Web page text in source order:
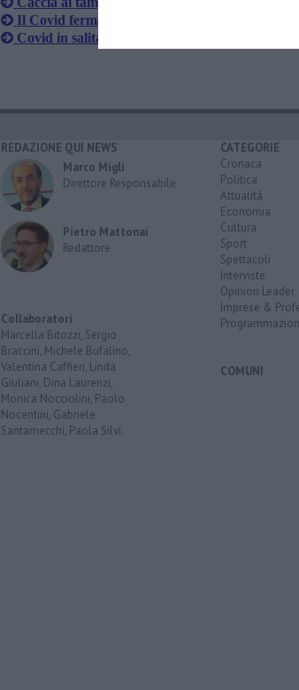
Il Covid ferma anche il concerto di Capodanno
Covid in salita, ospedale blindato
REDAZIONE QUI NEWS
Marco Migli
Direttore Responsabile
Pietro Mattonai
Redattore
Collaboratori
Marcella Bitozzi, Sergio
Braccini, Michele Bufalino,
Valentina Caffieri, Linda
Giuliani, Dina Laurenzi,
Monica Nocciolini, Paolo
Nocentini, Gabriele
Santarnecchi, Paola Silvi.
CATEGORIE
Cronaca
Politica
Attualità
Economia
Cultura
Sport
Spettacoli
Interviste
Opinion Leader
Imprese &
COMUNI